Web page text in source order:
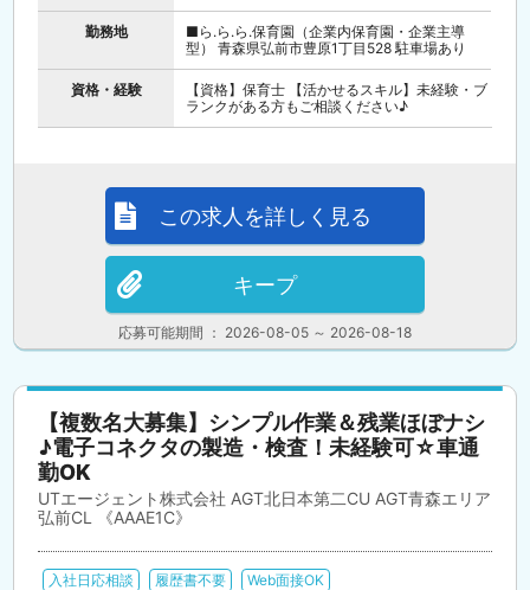
勤務地
■ら.ら.ら.保育園（企業内保育園・企業主導
型） 青森県弘前市豊原1丁目528 駐車場あり
資格・経験
【資格】保育士 【活かせるスキル】未経験・ブ
ランクがある方もご相談ください♪
応募可能期間 ： 2026-08-05 ～ 2026-08-18
この求人を詳しく見る
キープ
【複数名大募集】シンプル作業＆残業ほぼナシ
♪電子コネクタの製造・検査！未経験可☆車通
勤OK
UTエージェント株式会社 AGT北日本第二CU AGT青森エリア
弘前CL 《AAAE1C》
入社日応相談 履歴書不要
Web面接OK